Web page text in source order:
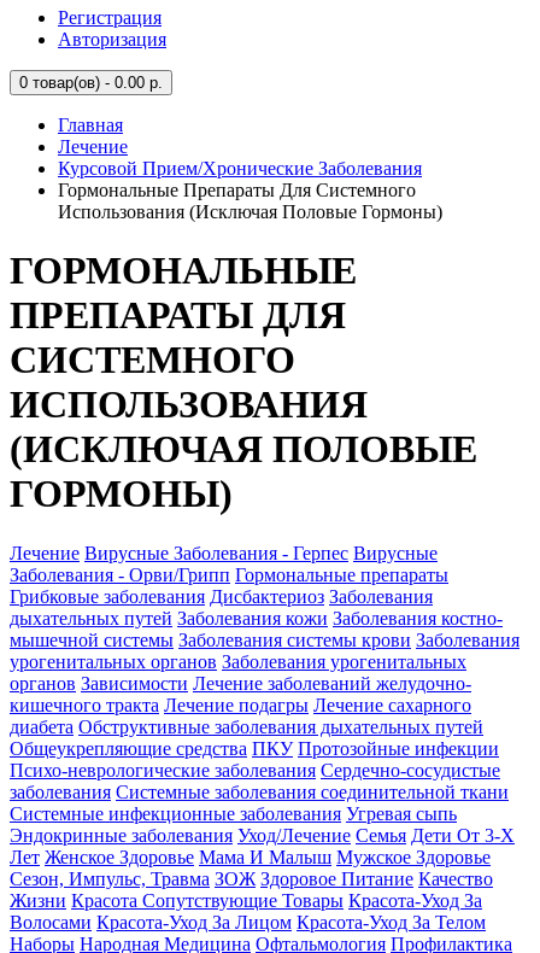
Регистрация
Авторизация
0 товар(ов) - 0.00 р.
Главная
Лечение
Курсовой Прием/Хронические Заболевания
Гормональные Препараты Для Системного
Использования (Исключая Половые Гормоны)
ГОРМОНАЛЬНЫЕ
ПРЕПАРАТЫ ДЛЯ
СИСТЕМНОГО
ИСПОЛЬЗОВАНИЯ
(ИСКЛЮЧАЯ ПОЛОВЫЕ
ГОРМОНЫ)
Лечение Вирусные Заболевания - Герпес Вирусные
Заболевания - Орви/Грипп Гормональные препараты
Грибковые заболевания Дисбактериоз Заболевания
дыхательных путей Заболевания кожи Заболевания костно-
мышечной системы Заболевания системы крови Заболевания
урогенитальных органов Заболевания урогенитальных
органов Зависимости Лечение заболеваний желудочно-
кишечного тракта Лечение подагры Лечение сахарного
диабета Обструктивные заболевания дыхательных путей
Общеукрепляющие средства ПКУ Протозойные инфекции
Психо-неврологические заболевания Сердечно-сосудистые
заболевания Системные заболевания соединительной ткани
Системные инфекционные заболевания Угревая сыпь
Эндокринные заболевания Уход/Лечение Семья Дети От 3-Х
Лет Женское Здоровье Мама И Малыш Мужское Здоровье
Сезон, Импульс, Травма ЗОЖ Здоровое Питание Качество
Жизни Красота Сопутствующие Товары Красота-Уход За
Волосами Красота-Уход За Лицом Красота-Уход За Телом
Наборы Народная Медицина Офтальмология Профилактика